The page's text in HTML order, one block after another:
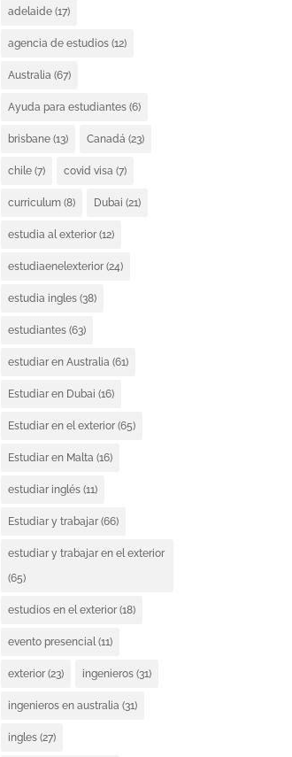
adelaide (17)
agencia de estudios (12)
Australia (67)
Ayuda para estudiantes (6)
brisbane (13) Canadá (23)
chile (7) covid visa (7)
curriculum (8) Dubai (21)
estudia al exterior (12)
estudiaenelexterior (24)
estudia ingles (38)
estudiantes (63)
estudiar en Australia (61)
Estudiar en Dubai (16)
Estudiar en el exterior (65)
Estudiar en Malta (16)
estudiar inglés (11)
Estudiar y trabajar (66)
estudiar y trabajar en el exterior
(65)
estudios en el exterior (18)
evento presencial(11)
exterior (23) ingenieros (31)
ingenieros en australia (31)
ingles (27)